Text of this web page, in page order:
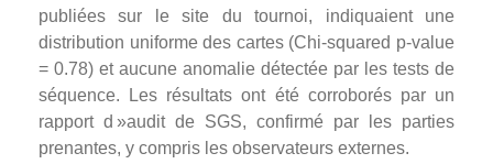
publiées sur le site du tournoi, indiquaient une
distribution uniforme des cartes (Chi‑squared p‑value
= 0.78) et aucune anomalie détectée par les tests de
séquence. Les résultats ont été corroborés par un
rapport d »audit de SGS, confirmé par les parties
prenantes, y compris les observateurs externes.